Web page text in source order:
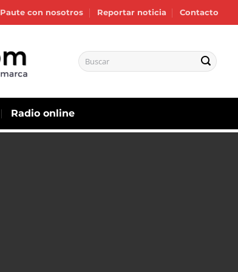
Paute con nosotros Reportar noticia Contacto
Radio online